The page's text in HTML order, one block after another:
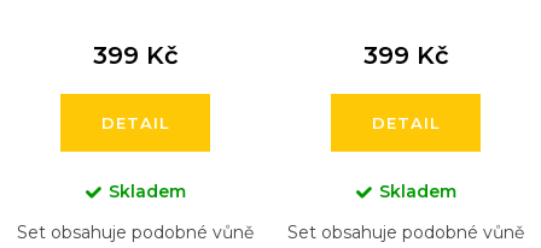
399 Kč
DETAIL
Skladem
Set obsahuje podobné vůně
399 Kč
DETAIL
Skladem
Set obsahuje podobné vůně